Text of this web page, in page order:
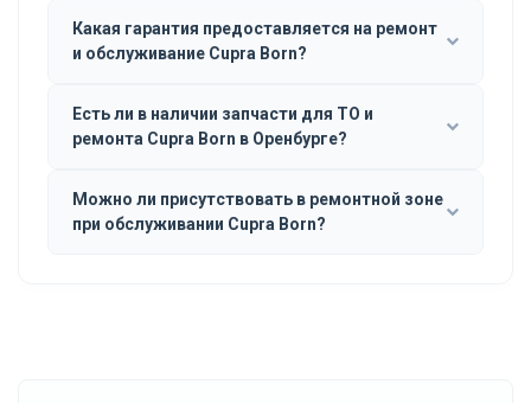
Какая гарантия предоставляется на ремонт
и обслуживание Cupra Born?
Есть ли в наличии запчасти для ТО и
ремонта Cupra Born в Оренбурге?
Можно ли присутствовать в ремонтной зоне
при обслуживании Cupra Born?